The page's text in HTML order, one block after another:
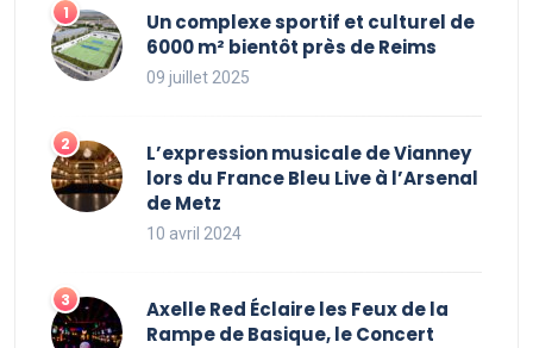
Un complexe sportif et culturel de
6000 m² bientôt près de Reims
09 juillet 2025
L’expression musicale de Vianney
lors du France Bleu Live à l’Arsenal
de Metz
10 avril 2024
Axelle Red Éclaire les Feux de la
Rampe de Basique, le Concert